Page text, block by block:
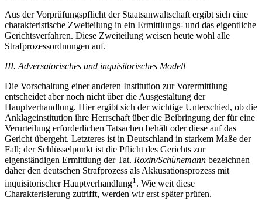
Aus der Vorprüfungspflicht der Staatsanwaltschaft ergibt sich eine
charakteristische Zweiteilung in ein Ermittlungs- und das eigentliche
Gerichtsverfahren. Diese Zweiteilung weisen heute wohl alle
Strafprozessordnungen auf.
III. Adversatorisches und inquisitorisches Modell
Die Vorschaltung einer anderen Institution zur Vorermittlung
entscheidet aber noch nicht über die Ausgestaltung der
Hauptverhandlung. Hier ergibt sich der wichtige Unterschied, ob die
Anklageinstitution ihre Herrschaft über die Beibringung der für eine
Verurteilung erforderlichen Tatsachen behält oder diese auf das
Gericht übergeht. Letzteres ist in Deutschland in starkem Maße der
Fall; der Schlüsselpunkt ist die Pflicht des Gerichts zur
eigenständigen Ermittlung der Tat. Roxin/Schünemann bezeichnen
daher den deutschen Strafprozess als Akkusationsprozess mit
inquisitorischer Hauptverhandlung1 . Wie weit diese
Charakterisierung zutrifft, werden wir erst später prüfen.